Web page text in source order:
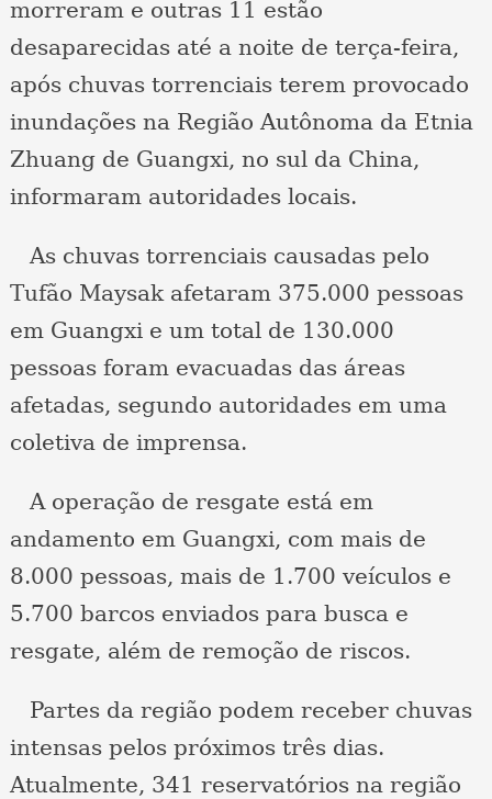
morreram e outras 11 estão
desaparecidas até a noite de terça-feira,
após chuvas torrenciais terem provocado
inundações na Região Autônoma da Etnia
Zhuang de Guangxi, no sul da China,
informaram autoridades locais.
As chuvas torrenciais causadas pelo
Tufão Maysak afetaram 375.000 pessoas
em Guangxi e um total de 130.000
pessoas foram evacuadas das áreas
afetadas, segundo autoridades em uma
coletiva de imprensa.
A operação de resgate está em
andamento em Guangxi, com mais de
8.000 pessoas, mais de 1.700 veículos e
5.700 barcos enviados para busca e
resgate, além de remoção de riscos.
Partes da região podem receber chuvas
intensas pelos próximos três dias.
Atualmente, 341 reservatórios na região